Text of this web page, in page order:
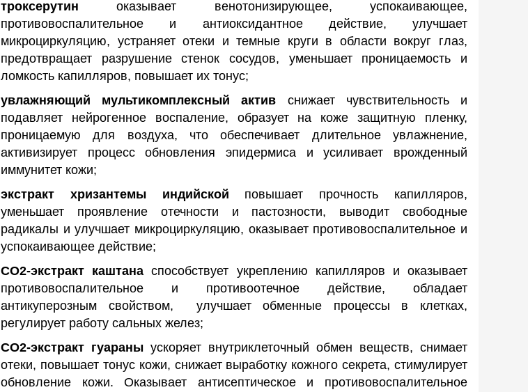
троксерутин
оказывает венотонизирующее, успокаивающее,
противовоспалительное и антиоксидантное действие, улучшает
микроциркуляцию, устраняет отеки и темные круги в области вокруг глаз,
предотвращает разрушение стенок сосудов, уменьшает проницаемость и
ломкость капилляров, повышает их тонус;
увлажняющий мультикомплексный актив
снижает чувствительность и
подавляет нейрогенное воспаление, образует на коже защитную пленку,
проницаемую для воздуха, что обеспечивает длительное увлажнение,
активизирует процесс обновления эпидермиса и усиливает врожденный
иммунитет кожи;
экстракт хризантемы индийской
повышает прочность капилляров,
уменьшает проявление отечности и пастозности, выводит свободные
радикалы и улучшает микроциркуляцию, оказывает противовоспалительное и
успокаивающее действие;
СО2-экстракт каштана способствует укреплению капилляров и оказывает
противовоспалительное и противоотечное действие, обладает
антикуперозным свойством,
улучшает обменные процессы в клетках,
регулирует работу сальных желез;
СO2-экстракт гуараны ускоряет внутриклеточный обмен веществ, снимает
отеки, повышает тонус кожи, снижает выработку кожного секрета, стимулирует
обновление кожи. Оказывает антисептическое и противовоспалительное